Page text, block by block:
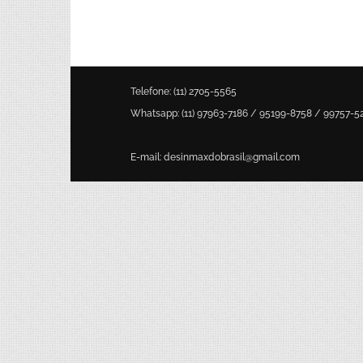
Telefone: (11) 2705-5565
Whatsapp: (11)97963-7186 /95199-8758 /99757-
E-mail: desinmaxdobrasil@gmail.com